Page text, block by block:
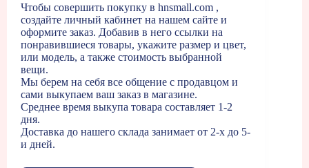
Чтобы совершить покупку в hnsmall.com ,
создайте личный кабинет на нашем сайте и
оформите заказ. Добавив в него ссылки на
понравившиеся товары, укажите размер и цвет,
или модель, а также стоимость выбранной
вещи.
Мы берем на себя все общение с продавцом и
сами выкупаем ваш заказ в магазине.
Среднее время выкупа товара составляет 1-2
дня.
Доставка до нашего склада занимает от 2-х до 5-
и дней.